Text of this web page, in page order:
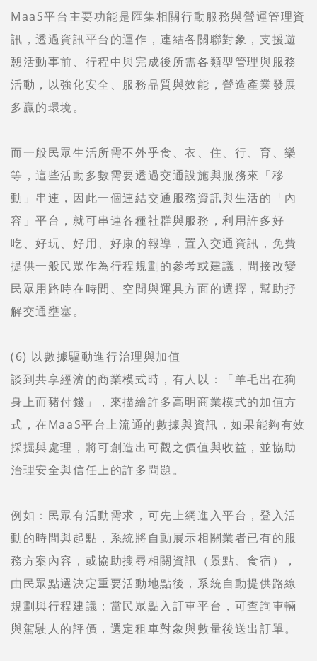
MaaS平台主要功能是匯集相關行動服務與營運管理資
訊，透過資訊平台的運作，連結各關聯對象，支援遊
憩活動事前、行程中與完成後所需各類型管理與服務
活動，以強化安全、服務品質與效能，營造產業發展
多贏的環境。
而一般民眾生活所需不外乎食、衣、住、行、育、樂
等，這些活動多數需要透過交通設施與服務來「移
動」串連，因此一個連結交通服務資訊與生活的「內
容」平台，就可串連各種社群與服務，利用許多好
吃、好玩、好用、好康的報導，置入交通資訊，免費
提供一般民眾作為行程規劃的參考或建議，間接改變
民眾用路時在時間、空間與運具方面的選擇，幫助抒
解交通壅塞。
(6) 以數據驅動進行治理與加值
談到共享經濟的商業模式時，有人以：「羊毛出在狗
身上而豬付錢」，來描繪許多高明商業模式的加值方
式，在MaaS平台上流通的數據與資訊，如果能夠有效
採掘與處理，將可創造出可觀之價值與收益，並協助
治理安全與信任上的許多問題。
例如：民眾有活動需求，可先上網進入平台，登入活
動的時間與起點，系統將自動展示相關業者已有的服
務方案內容，或協助搜尋相關資訊（景點、食宿），
由民眾點選決定重要活動地點後，系統自動提供路線
規劃與行程建議；當民眾點入訂車平台，可查詢車輛
與駕駛人的評價，選定租車對象與數量後送出訂單。